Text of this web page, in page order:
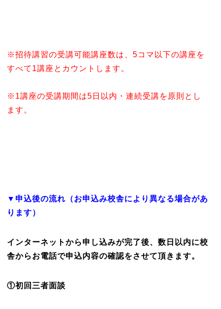
※招待講習の受講可能講座数は、5コマ以下の講座を
すべて1講座とカウントします。
※1講座の受講期間は5日以内・連続受講を原則とし
ます。
▼申込後の流れ（お申込み校舎により異なる場合があ
ります）
インターネットから申し込みが完了後、数日以内に校
舎からお電話で申込内容の確認をさせて頂きます。
①初回三者面談